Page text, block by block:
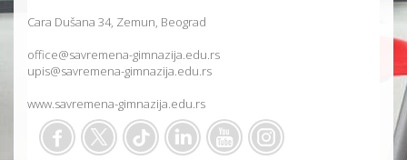
Cara Dušana 34, Zemun, Beograd
office@savremena-gimnazija.edu.rs
upis@savremena-gimnazija.edu.rs
www.savremena-gimnazija.edu.rs